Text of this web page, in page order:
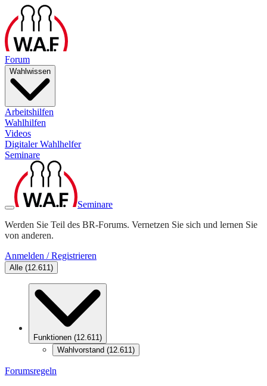
Forum
Wahlwissen
Arbeitshilfen
Wahlhilfen
Videos
Digitaler Wahlhelfer
Seminare
Seminare
Werden Sie Teil des BR-Forums. Vernetzen Sie sich und lernen Sie
von anderen.
Anmelden / Registrieren
Alle (12.611)
Funktionen (12.611)
Wahlvorstand (12.611)
Forumsregeln